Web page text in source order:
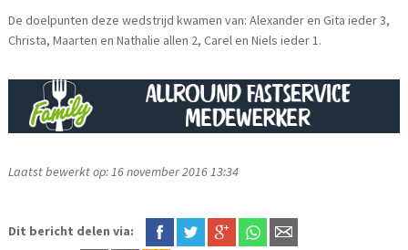
De doelpunten deze wedstrijd kwamen van: Alexander en Gita ieder 3,
Christa, Maarten en Nathalie allen 2, Carel en Niels ieder 1.
Laatst bewerkt op: 16 november 2016 13:34
Dit bericht delen via: